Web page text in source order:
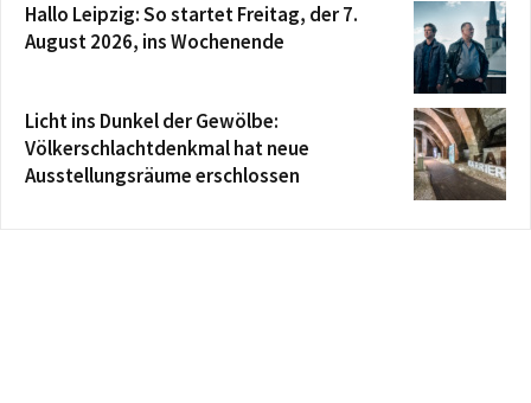
Hallo Leipzig: So startet Freitag, der 7.
August 2026, ins Wochenende
Licht ins Dunkel der Gewölbe:
Völkerschlachtdenkmal hat neue
Ausstellungsräume erschlossen